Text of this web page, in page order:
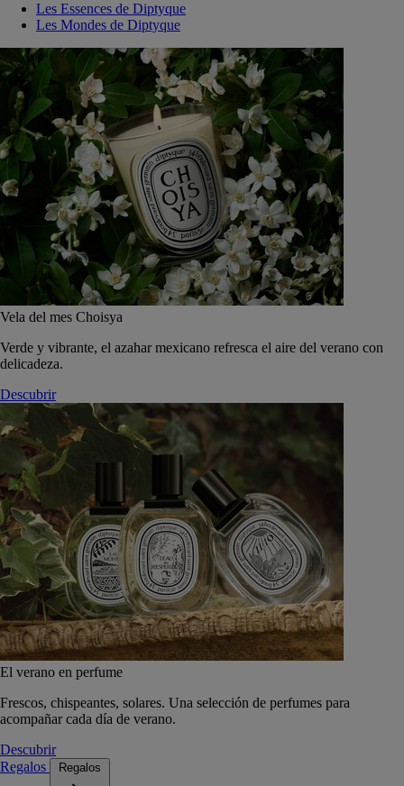
Les Essences de Diptyque
Les Mondes de Diptyque
Vela del mes Choisya
Verde y vibrante, el azahar mexicano refresca el aire del verano con
delicadeza.
Descubrir
El verano en perfume
Frescos, chispeantes, solares. Una selección de perfumes para
acompañar cada día de verano.
Descubrir
Regalos
Regalos